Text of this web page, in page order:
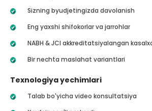
Sizning byudjetingizda davolanish
Eng yaxshi shifokorlar va jarrohlar
NABH & JCI akkreditatsiyalangan
Bir nechta maslahat variantlari
Texnologiya yechimlari
Talab bo'yicha video konsultatsiya